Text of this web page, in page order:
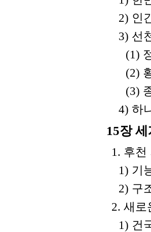
2) 인
3) 선
(1)
(2)
(3)
4) 하
15장
1. 후
1) 기
2) 구
2. 새로
1) 건